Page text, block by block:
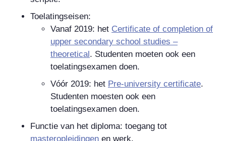
Toelatingseisen:
Vanaf 2019: het Certificate of completion of
upper secondary school studies –
theoretical. Studenten moeten ook een
toelatingsexamen doen.
Vóór 2019: het Pre-university certificate.
Studenten moesten ook een
toelatingsexamen doen.
Functie van het diploma: toegang tot
masteropleidingen en werk.